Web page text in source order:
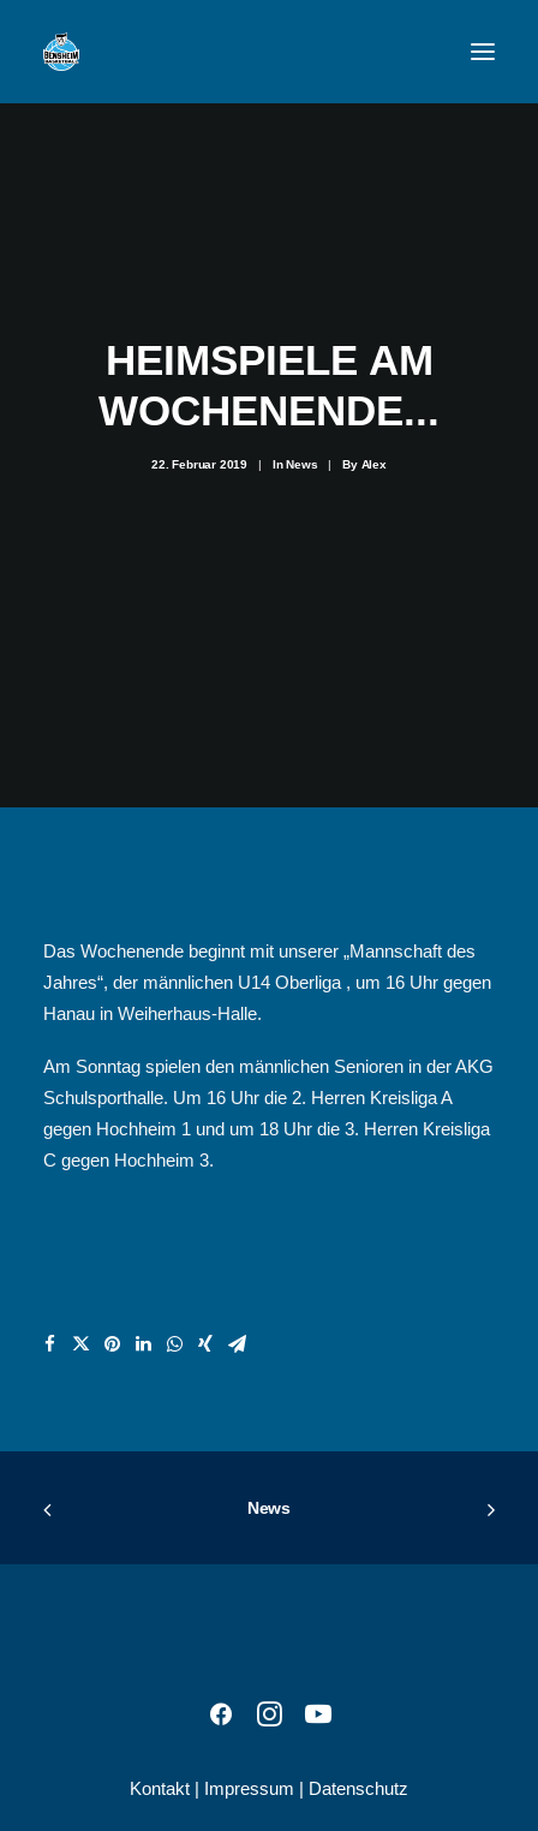
VFL BENSHEIM
HEIMSPIELE AM
WOCHENENDE...
22. Februar 2019 | InNews | By Alex
Das Wochenende beginnt mit unserer „Mannschaft des
Jahres“, der männlichen U14 Oberliga , um 16 Uhr gegen
Hanau in Weiherhaus-Halle.
Am Sonntag spielen den männlichen Senioren in der AKG
Schulsporthalle. Um 16 Uhr die 2. Herren Kreisliga A
gegen Hochheim 1 und um 18 Uhr die 3. Herren Kreisliga
C gegen Hochheim 3.
News
Kontakt | Impressum | Datenschutz